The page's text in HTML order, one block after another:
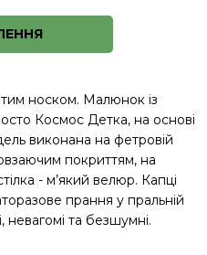
носком. Малюнок із
Космос Детка, на основі
виконана на фетровій
покриттям, на
- м’який велюр. Капці
прання у пральній
та безшумні.